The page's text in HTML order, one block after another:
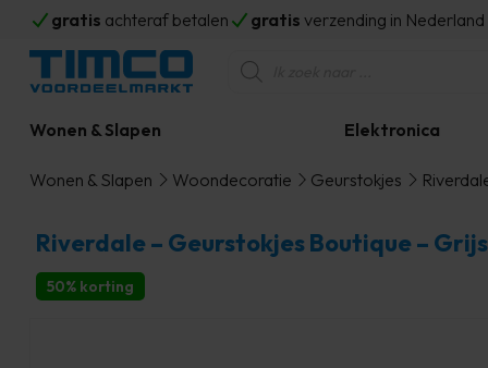
gratis achteraf betalen gratis verzending in
Producten
zoeken
Wonen & Slapen Elektronica
Wonen & Slapen Woondecoratie Geurstokjes
Riverdale – Geurstokjes Boutique –
50% korting